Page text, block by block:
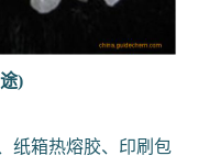
)
纸箱热熔胶、印刷包